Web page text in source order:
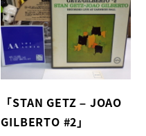
「STAN GETZ – JOAO
GILBERTO #2」